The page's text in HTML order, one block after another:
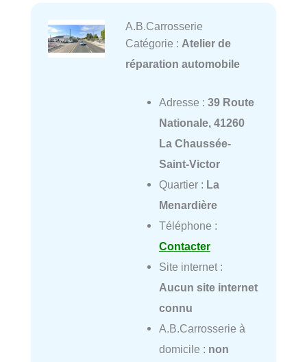
A.B.Carrosserie
Catégorie : Atelier de
réparation automobile
Adresse : 39 Route
Nationale, 41260
La Chaussée-
Saint-Victor
Quartier : La
Menardière
Téléphone :
Contacter
Site internet :
Aucun site internet
connu
A.B.Carrosserie à
domicile : non